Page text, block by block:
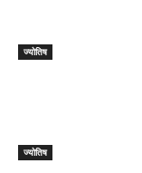
ज्योतिष
ज्योतिष